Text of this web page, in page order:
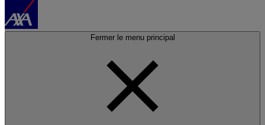
Fermer le menu principal